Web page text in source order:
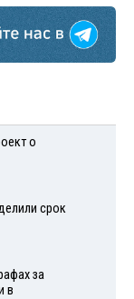
о
срок
за
в